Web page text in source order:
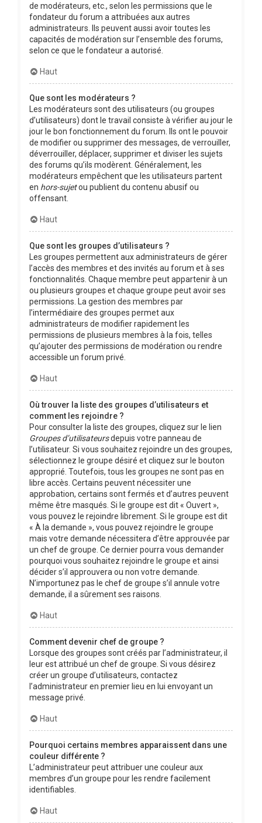
de modérateurs, etc., selon les permissions que le
fondateur du forum a attribuées aux autres
administrateurs. Ils peuvent aussi avoir toutes les
capacités de modération sur l’ensemble des forums,
selon ce que le fondateur a autorisé.
Haut
Que sont les modérateurs ?
Les modérateurs sont des utilisateurs (ou groupes
d’utilisateurs) dont le travail consiste à vérifier au jour le
jour le bon fonctionnement du forum. Ils ont le pouvoir
de modifier ou supprimer des messages, de verrouiller,
déverrouiller, déplacer, supprimer et diviser les sujets
des forums qu’ils modèrent. Généralement, les
modérateurs empêchent que les utilisateurs partent
en hors-sujetou publient du contenu abusif ou
offensant.
Haut
Que sont les groupes d’utilisateurs ?
Les groupes permettent aux administrateurs de gérer
l’accès des membres et des invités au forum et à ses
fonctionnalités. Chaque membre peut appartenir à un
ou plusieurs groupes et chaque groupe peut avoir ses
permissions. La gestion des membres par
l’intermédiaire des groupes permet aux
administrateurs de modifier rapidement les
permissions de plusieurs membres à la fois, telles
qu’ajouter des permissions de modération ou rendre
accessible un forum privé.
Haut
Où trouver la liste des groupes d’utilisateurs et
comment les rejoindre ?
Pour consulter la liste des groupes, cliquez sur le lien
Groupes d’utilisateursdepuis votre panneau de
l’utilisateur. Si vous souhaitez rejoindre un des groupes,
sélectionnez le groupe désiré et cliquez sur le bouton
approprié. Toutefois, tous les groupes ne sont pas en
libre accès. Certains peuvent nécessiter une
approbation, certains sont fermés et d’autres peuvent
même être masqués. Si le groupe est dit « Ouvert »,
vous pouvez le rejoindre librement. Si le groupe est dit
« À la demande », vous pouvez rejoindre le groupe
mais votre demande nécessitera d’être approuvée par
un chef de groupe. Ce dernier pourra vous demander
pourquoi vous souhaitez rejoindre le groupe et ainsi
décider s’il approuvera ou non votre demande.
N’importunez pas le chef de groupe s’il annule votre
demande, il a sûrement ses raisons.
Haut
Comment devenir chef de groupe ?
Lorsque des groupes sont créés par l’administrateur, il
leur est attribué un chef de groupe. Si vous désirez
créer un groupe d’utilisateurs, contactez
l’administrateur en premier lieu en lui envoyant un
message privé.
Haut
Pourquoi certains membres apparaissent dans une
couleur différente ?
L’administrateur peut attribuer une couleur aux
membres d’un groupe pour les rendre facilement
identifiables.
Haut